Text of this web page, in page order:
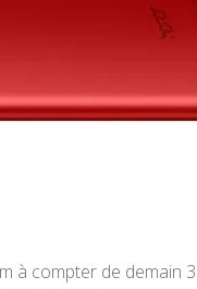
à compter de demain